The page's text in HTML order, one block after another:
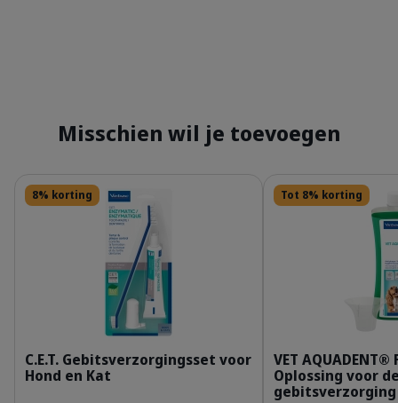
Misschien wil je toevoegen
309624_Kit_Enzymatic-
8% korting
C.E.T. Gebitsverzorgingsset voor
Hond en Kat
Details
Tot 8% korting
VET AQUADENT®
Oplossing voor
gebitsverzorging
Details